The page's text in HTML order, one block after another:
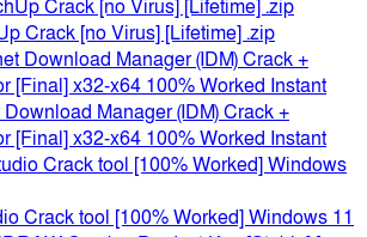
Crack [no Virus] [Lifetime] .zip
Download Manager (IDM) Crack +
[Final] x32-x64 100% Worked Instant
Crack tool [100% Worked] Windows 11